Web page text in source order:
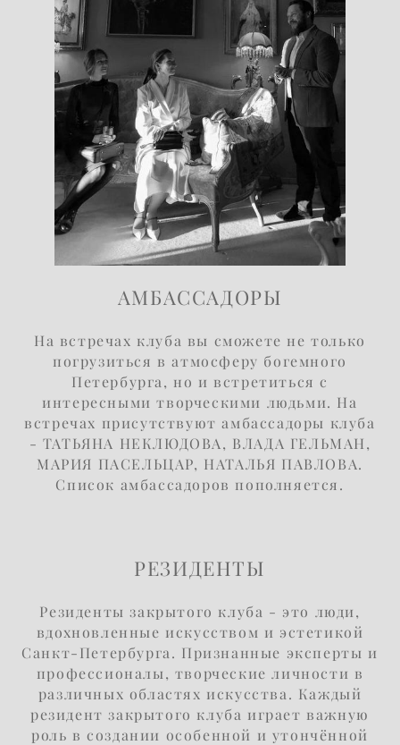
АМБАССАДОРЫ
На встречах клуба вы сможете не только
погрузиться в атмосферу богемного
Петербурга, но и встретиться с
интересными творческими людьми. На
встречах присутствуют амбассадоры клуба
- ТАТЬЯНА НЕКЛЮДОВА, ВЛАДА ГЕЛЬМАН,
МАРИЯ ПАСЕЛЬЦАР, НАТАЛЬЯ ПАВЛОВА.
Список амбассадоров пополняется.
РЕЗИДЕНТЫ
Резиденты закрытого клуба - это люди,
вдохновленные искусством и эстетикой
Санкт-Петербурга. Признанные эксперты и
профессионалы, творческие личности в
различных областях искусства. Каждый
резидент закрытого клуба играет важную
роль в создании особенной и утончённой